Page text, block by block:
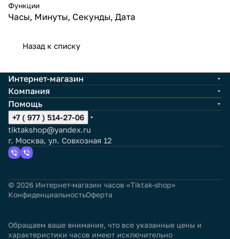
Функции
Часы, Минуты, Секунды, Дата
Назад к списку
Интернет-магазин
Компания
Помощь
+7 ( 977 ) 514-27-06
tiktakshop@yandex.ru
г. Москва, ул. Совхозная 12
© 2026 Интернет-магазин часов «Tiktak-shop»
КонфиденциальностьОферта
Обращаем ваше внимание, что все указанные цены и
характеристики часов имеют исключительно